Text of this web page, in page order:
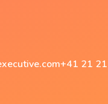
+41 21